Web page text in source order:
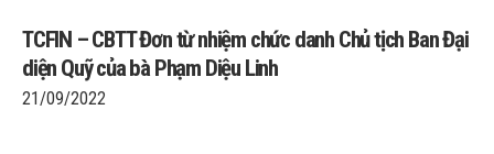
TCFIN – CBTT Đơn từ nhiệm chức danh Chủ tịch Ban Đại
diện Quỹ của bà Phạm Diệu Linh
21/09/2022